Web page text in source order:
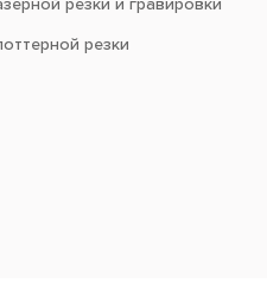
резки и гравировки
резки